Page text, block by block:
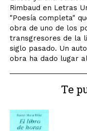
Rimbaud en Letras
"Poesía completa"
obra de uno de los
transgresores de la
siglo pasado. Un
obra ha dado lugar
Te